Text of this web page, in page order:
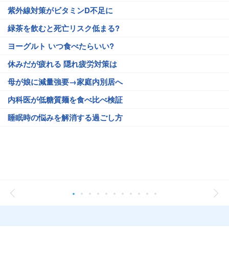
紫外線対策がビタミンD不足に
緑茶を飲むと死亡リスク低まる?
ヨーグルト いつ食べたらいい?
休みだが疲れる 隠れ疲労対策は
母が娘に減量強要→家庭内別居へ
内科医が低糖質麺を食べ比べ検証
睡眠時の悩みを解消する過ごし方